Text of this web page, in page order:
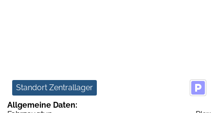
Standort Zentrallager
Allgemeine Daten: